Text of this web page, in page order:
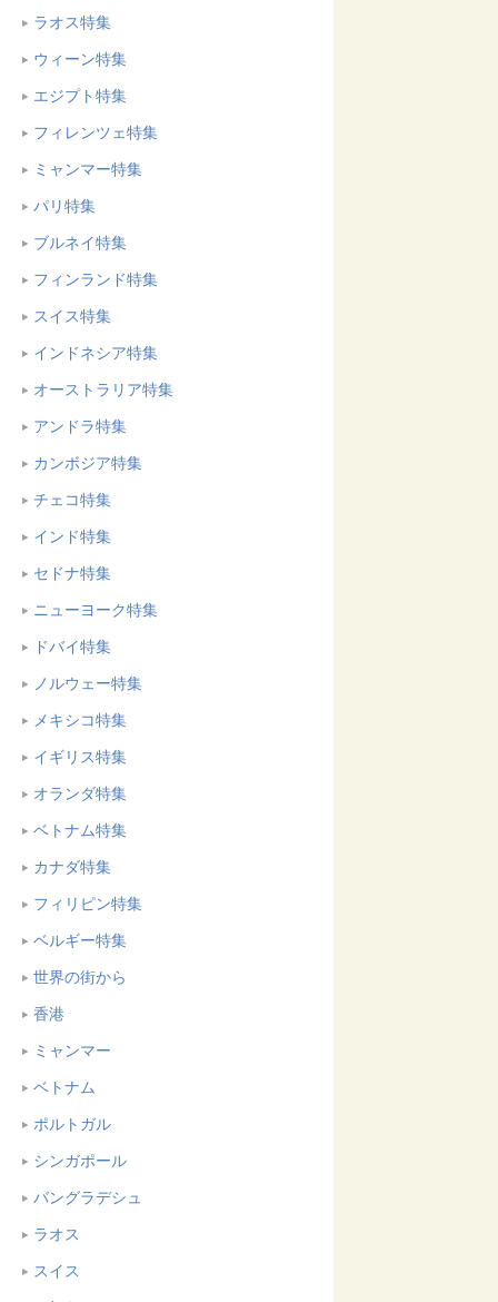
ラオス特集
ウィーン特集
エジプト特集
フィレンツェ特集
ミャンマー特集
パリ特集
ブルネイ特集
フィンランド特集
スイス特集
インドネシア特集
オーストラリア特集
アンドラ特集
カンボジア特集
チェコ特集
インド特集
セドナ特集
ニューヨーク特集
ドバイ特集
ノルウェー特集
メキシコ特集
イギリス特集
オランダ特集
ベトナム特集
カナダ特集
フィリピン特集
ベルギー特集
世界の街から
香港
ミャンマー
ベトナム
ポルトガル
シンガポール
バングラデシュ
ラオス
スイス